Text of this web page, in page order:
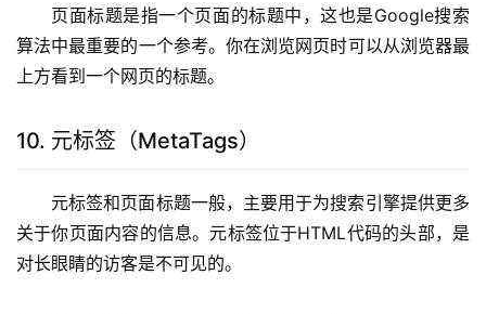
页面标题是指一个页面的标题中，这也是Google搜索
算法中最重要的一个参考。你在浏览网页时可以从浏览器最
上方看到一个网页的标题。
10. 元标签（MetaTags）
元标签和页面标题一般，主要用于为搜索引擎提供更多
关于你页面内容的信息。元标签位于HTML代码的头部，是
对长眼睛的访客是不可见的。